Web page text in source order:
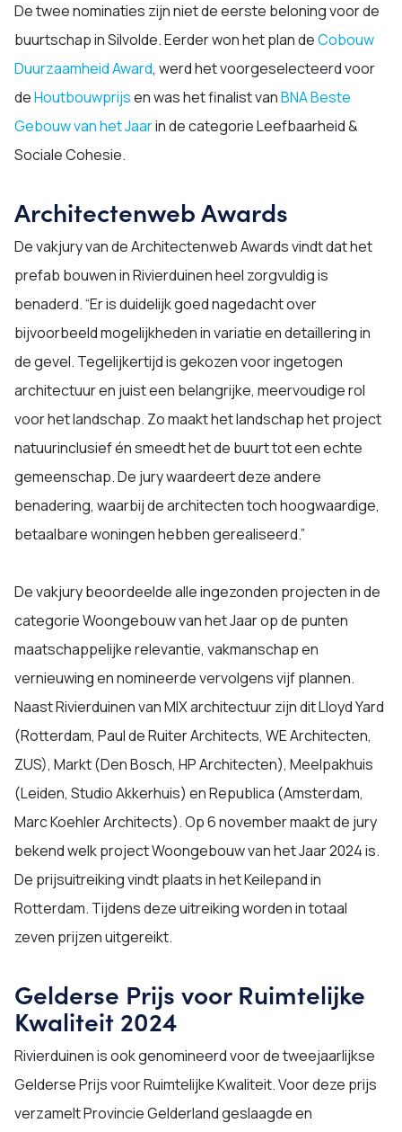
De twee nominaties zijn niet de eerste beloning voor de
buurtschap in Silvolde. Eerder won het plan deCobouw
Duurzaamheid Award, werd het voorgeselecteerd voor
deHoutbouwprijsen was het finalist vanBNA Beste
Gebouw van het Jaarin de categorie Leefbaarheid &
Sociale Cohesie.
Architectenweb Awards
De vakjury van de Architectenweb Awards vindt dat het
prefab bouwen in Rivierduinen heel zorgvuldig is
benaderd. “Er is duidelijk goed nagedacht over
bijvoorbeeld mogelijkheden in variatie en detaillering in
de gevel. Tegelijkertijd is gekozen voor ingetogen
architectuur en juist een belangrijke, meervoudige rol
voor het landschap. Zo maakt het landschap het project
natuurinclusief én smeedt het de buurt tot een echte
gemeenschap. De jury waardeert deze andere
benadering, waarbij de architecten toch hoogwaardige,
betaalbare woningen hebben gerealiseerd.”
De vakjury beoordeelde alle ingezonden projecten in de
categorie Woongebouw van het Jaar op de punten
maatschappelijke relevantie, vakmanschap en
vernieuwing en nomineerde vervolgens vijf plannen.
Naast Rivierduinen van MIX architectuur zijn dit Lloyd Yard
(Rotterdam, Paul de Ruiter Architects, WE Architecten,
ZUS), Markt (Den Bosch, HP Architecten), Meelpakhuis
(Leiden, Studio Akkerhuis) en Republica (Amsterdam,
Marc Koehler Architects). Op 6 november maakt de jury
bekend welk project Woongebouw van het Jaar 2024 is.
De prijsuitreiking vindt plaats in het Keilepand in
Rotterdam. Tijdens deze uitreiking worden in totaal
zeven prijzen uitgereikt.
Gelderse Prijs voor Ruimtelijke
Kwaliteit 2024
Rivierduinen is ook genomineerd voor de tweejaarlijkse
Gelderse Prijs voor Ruimtelijke Kwaliteit. Voor deze prijs
verzamelt Provincie Gelderland geslaagde en